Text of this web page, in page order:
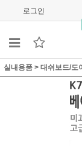
로그인
실내용품 > 대쉬보드/도